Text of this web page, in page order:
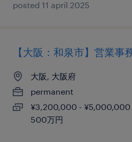
posted 11 april 2025
【大阪：和泉市】営業事
大阪, 大阪府
permanent
¥3,200,000 - ¥5,000,000
500万円